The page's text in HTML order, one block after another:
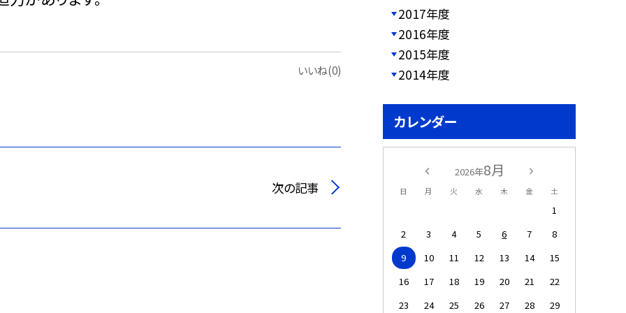
いいね(0)
次の記事
2017年度
2016年度
2015年度
2014年度
カレンダー
2026年8月
日 月 火 水 木 金 土
1
2
3 4 5 6 7
8
9
10 11 12 13 14
15
16
17 18 19 20 21
22
23
24 25 26 27 28 29